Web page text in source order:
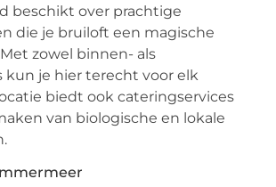
beschikt over prachtige
die je bruiloft een magische
zowel binnen- als
kun je hier terecht voor elk
biedt ook cateringservices
van biologische en lokale